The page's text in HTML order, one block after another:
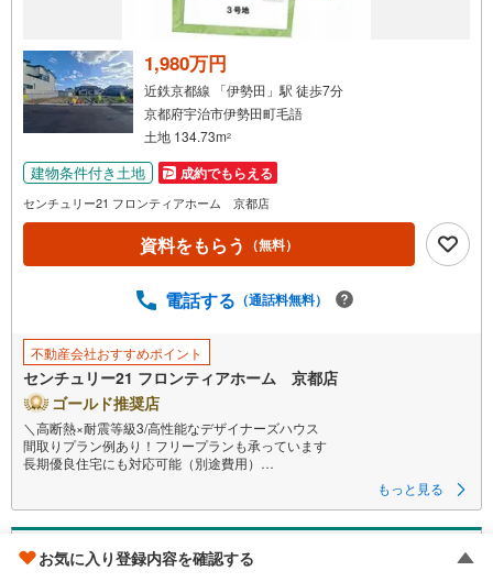
1,980万円
近鉄京都線 「伊勢田」駅 徒歩7分
京都府宇治市伊勢田町毛語
土地 134.73m2
建物条件付き土地 成約でもらえる
センチュリー21 フロンティアホーム 京都店
資料をもらう （無料）
電話する （通話料無料）
不動産会社おすすめポイント
センチュリー21 フロンティアホーム 京都店
ゴールド推奨店
＼高断熱×耐震等級3/高性能なデザイナーズハウス
間取りプラン例あり！フリープランも承っています
長期優良住宅にも対応可能（別途費用）
・伊勢田小学校まで徒歩約3分
・西宇治中学校まで徒歩約6分
・スーパー「フレンドマート伊勢田」まで徒歩約7分
・イオンモール久御山まで車で約10分
もっと見る
京都市伏見区久我御旅町
お気に入り登録内容を確認する